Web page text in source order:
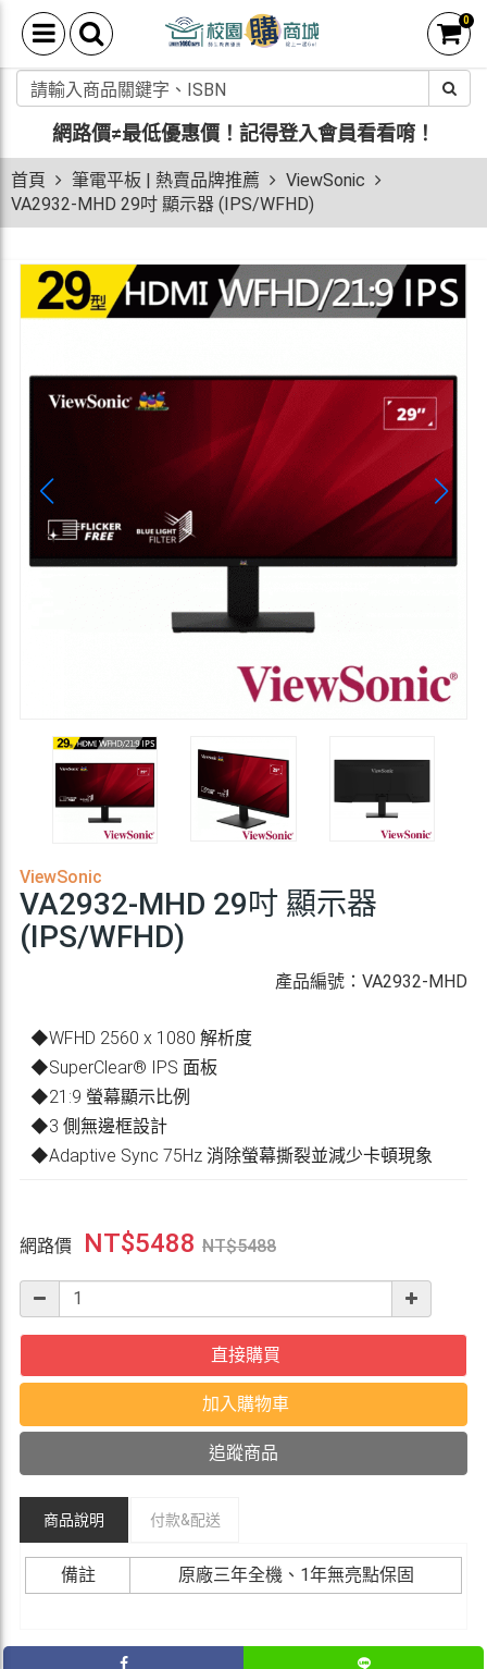
0
網路價≠最低優惠價！ 記得登入會員看看唷！
首頁 筆電平板 | 熱賣品牌推薦
ViewSonic
VA2932-MHD 29吋 顯示器 (IPS/WFHD)
ViewSonic
VA2932-MHD 29吋 顯示器
(IPS/WFHD)
產品編號：VA2932-MHD
◆WFHD 2560 x 1080 解析度
◆SuperClear® IPS 面板
◆21:9 螢幕顯示比例
◆3 側無邊框設計
◆Adaptive Sync 75Hz 消除螢幕撕裂並減少卡頓現象
網路價 NT$5488 NT$5488
直接購買
加入購物車
追蹤商品
商品說明 付款&配送
備註 原廠三年全機、1年無亮點保固